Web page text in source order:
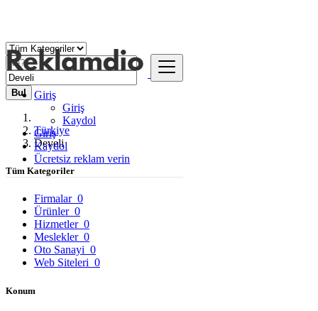
Giriş
Giriş
Kaydol
Giriş
Kaydol
Ücretsiz reklam verin
Bul
Türkiye
Develi
Tüm Kategoriler
Firmalar 0
Ürünler 0
Hizmetler 0
Meslekler 0
Oto Sanayi 0
Web Siteleri 0
Konum